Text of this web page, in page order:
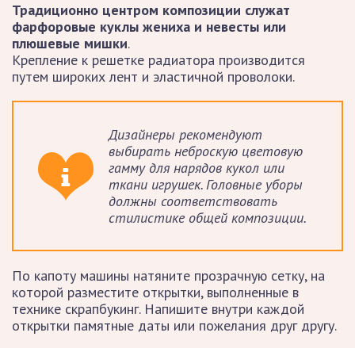
Традиционно центром композиции служат
фарфоровые куклы жениха и невесты или
плюшевые мишки.
Крепление к решетке радиатора производится
путем широких лент и эластичной проволоки.
Дизайнеры рекомендуют
выбирать неброскую цветовую
гамму для нарядов кукол или
ткани игрушек. Головные уборы
должны соответствовать
стилистике общей композиции.
По капоту машины натяните прозрачную сетку, на
которой разместите открытки, выполненные в
технике скрапбукинг. Напишите внутри каждой
открытки памятные даты или пожелания друг другу.